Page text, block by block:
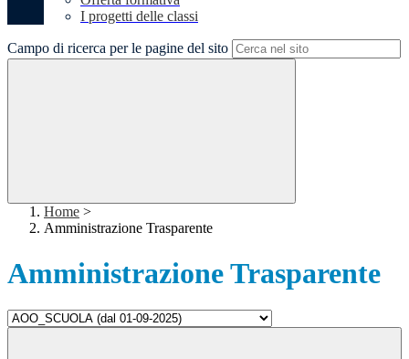
I progetti delle classi
Campo di ricerca per le pagine del sito
Home >
Amministrazione Trasparente
Amministrazione Trasparente